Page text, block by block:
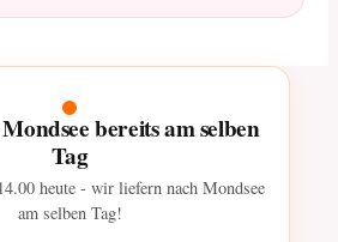
bereits am selben
Tag
14.00heute - wir liefern nach Mondsee
am selben Tag!